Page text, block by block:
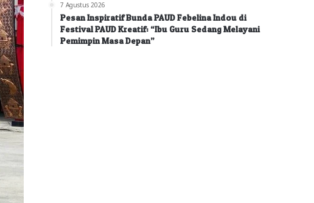
7 Agustus 2026
Pesan Inspiratif Bunda PAUD Febelina Indou di
Festival PAUD Kreatif: “Ibu Guru Sedang Melayani
Pemimpin Masa Depan”